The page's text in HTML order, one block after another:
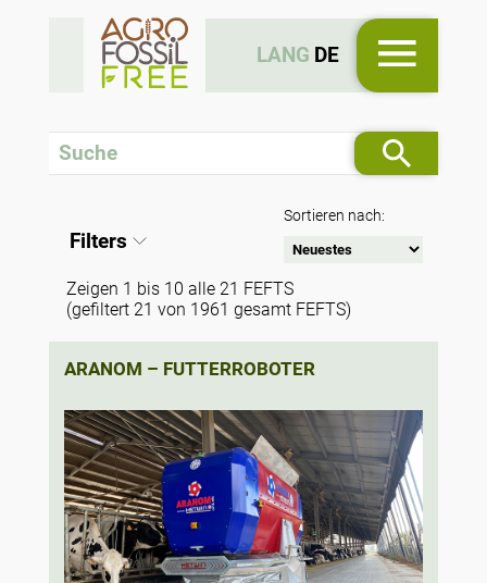
LANG DE
Filters
Sortieren nach:
Zeigen 1 bis 10 alle 21 FEFTS
(gefiltert 21 von 1961 gesamt FEFTS)
ARANOM – FUTTERROBOTER